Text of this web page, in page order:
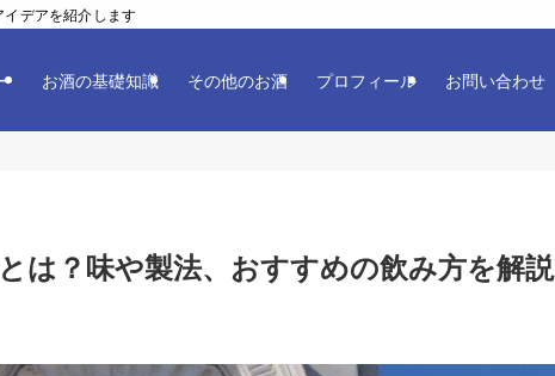
デアを紹介します
お酒の基礎知識 その他のお酒 プロフィール お問い合わせ
は？味や製法、おすすめの飲み方を解説